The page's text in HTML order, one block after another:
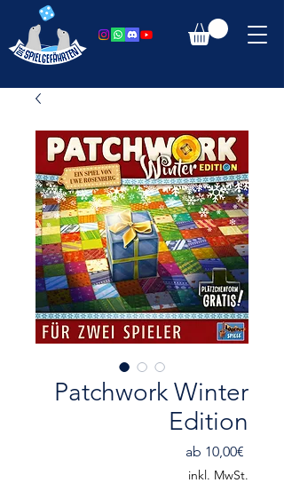
Patchwork Winter
Edition
ab 10,00€
inkl. MwSt.